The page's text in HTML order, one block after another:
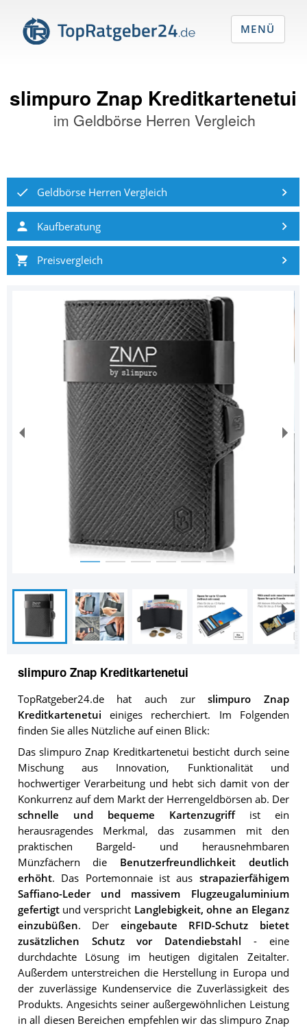
slimpuro Znap Kreditkartenetui
im Geldbörse Herren Vergleich
Geldbörse Herren Vergleich
Kaufberatung
Preisvergleich
slimpuro Znap Kreditkartenetui
TopRatgeber24.de hat auch zurslimpuro Znap
Kreditkartenetui einiges recherchiert. Im Folgenden
finden Sie alles Nützliche auf einen Blick:
Das slimpuro Znap Kreditkartenetui besticht durch seine
Mischung aus Innovation, Funktionalität und
hochwertiger Verarbeitung und hebt sich damit von der
Konkurrenz auf dem Markt der Herrengeldbörsen ab. Der
schnelle und bequeme Kartenzugriffist ein
herausragendes Merkmal, das zusammen mit den
praktischen Bargeld- und herausnehmbaren
Münzfächern die Benutzerfreundlichkeit deutlich
erhöht. Das Portemonnaie ist aus strapazierfähigem
Saffiano-Leder und massivem Flugzeugaluminium
gefertigtund verspricht Langlebigkeit, ohne an Eleganz
einzubüßen. Der eingebaute RFID-Schutz bietet
zusätzlichen Schutz vor Datendiebstahl - eine
durchdachte Lösung im heutigen digitalen Zeitalter.
Außerdem unterstreichen die Herstellung in Europa und
der zuverlässige Kundenservice die Zuverlässigkeit des
Produkts. Angesichts seiner außergewöhnlichen Leistung
in all diesen Bereichen empfehlen wir das slimpuro Znap
MENÜ